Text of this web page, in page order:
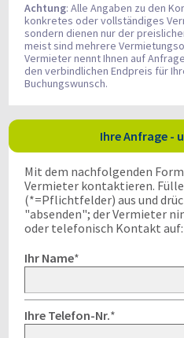
Achtung: Alle Angaben zu den
konkretes oder vollständiges
sondern dienen nur der
meist sind mehrere
Vermieter nennt Ihnen auf
den verbindlichen Endpreis für
Buchungswunsch.
Ihre Anfrage -
Mit dem nachfolgenden
Vermieter kontaktieren.
(*=Pflichtfelder) aus und
"absenden"; der Vermieter
oder telefonisch Kontakt auf:
Ihr Name*
Ihre Telefon-Nr.*